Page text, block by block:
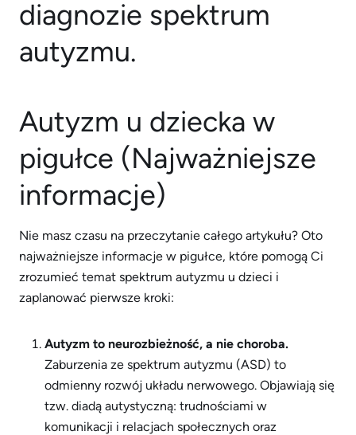
Autyzm u dziecka w
pigułce (Najważniejsze
informacje)
Nie masz czasu na przeczytanie całego artykułu? Oto
najważniejsze informacje w pigułce, które pomogą Ci
zrozumieć temat spektrum autyzmu u dzieci i
zaplanować pierwsze kroki:
Autyzm to neurozbieżność, a nie choroba.
Zaburzenia ze spektrum autyzmu (ASD) to
odmienny rozwój układu nerwowego. Objawiają się
tzw. diadą autystyczną: trudnościami w
komunikacji i relacjach społecznych oraz